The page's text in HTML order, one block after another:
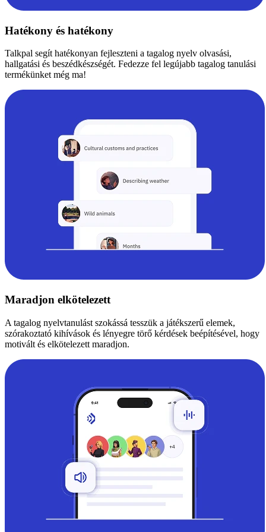
Hatékony és hatékony
Talkpal segít hatékonyan fejleszteni a tagalog nyelv olvasási,
hallgatási és beszédkészségét. Fedezze fel legújabb tagalog tanulási
termékünket még ma!
Maradjon elkötelezett
A tagalog nyelvtanulást szokássá tesszük a játékszerű elemek,
szórakoztató kihívások és lényegre törő kérdések beépítésével, hogy
motivált és elkötelezett maradjon.